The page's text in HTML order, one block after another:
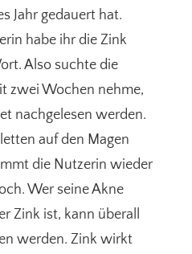
Jahr gedauert hat.
habe ihr die Zink
Also suchte die
zwei Wochen nehme,
nachgelesen werden.
auf den Magen
die Nutzerin wieder
Wer seine Akne
Zink ist, kann überall
werden. Zink wirkt